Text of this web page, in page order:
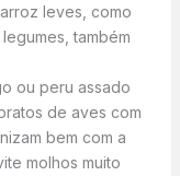
leves, como
também
ou peru assado
de aves com
bem com a
molhos muito